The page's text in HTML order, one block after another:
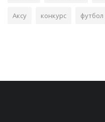
Аксу конкурс футбол